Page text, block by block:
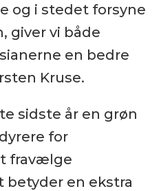
og i stedet forsyne
giver vi både
en bedre
Kruse.
sidste år en grøn
for
fravælge
en ekstra